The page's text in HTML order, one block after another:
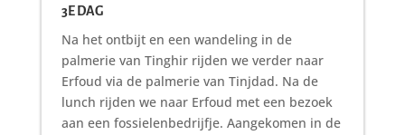
3E DAG
Na het ontbijt en een wandeling in de
palmerie van Tinghir rijden we verder naar
Erfoud via de palmerie van Tinjdad. Na de
lunch rijden we naar Erfoud met een bezoek
aan een fossielenbedrijfje. Aangekomen in de